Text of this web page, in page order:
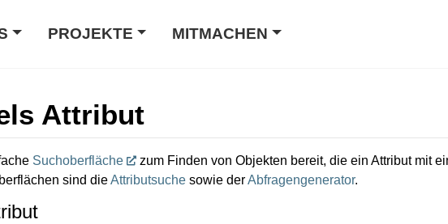
PROJEKTE MITMACHEN
Attribut
Suchoberfläche
zum Finden von Objekten bereit, die ein Attribut mit
sind dieAttributsuche sowie derAbfragengenerator.